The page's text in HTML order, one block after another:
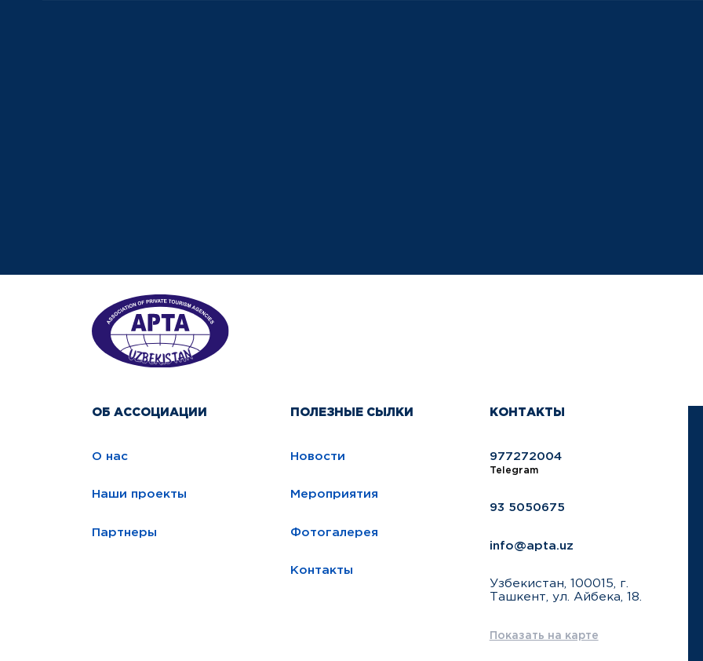
ОБ АССОЦИАЦИИ
О нас
Наши проекты
Партнеры
ПОЛЕЗНЫЕ СЫЛКИ
Новости
Мероприятия
Фотогалерея
Контакты
КОНТАКТЫ
977272004
Telegram
93 5050675
info@apta.uz
Узбекистан, 100015, г.
Ташкент, ул. Айбека, 18.
Показать на карте